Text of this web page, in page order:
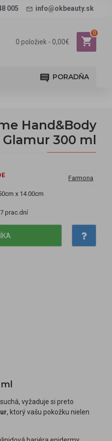
005 info@okbeauty.sk
0 položiek - 0,00€
0
PORADŇA
Hand&Body
300 ml
x 14.00cm
prac.dní
Farmona
vyžaduje si preto
, ktorý vašu pokožku nielen